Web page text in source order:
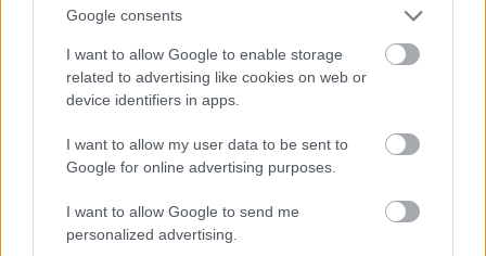
Google consents
I want to allow Google to enable storage
related to advertising like cookies on web or
device identifiers in apps.
I want to allow my user data to be sent to
Google for online advertising purposes.
I want to allow Google to send me
personalized advertising.
Ποδηλασία και Μικροκινητικότητα
χιλιομέτρων προσκαλεί τους επισκέπτες να
δοκιμάσουν την ποδηλασία τους σε ένα φυσικό
περιβάλλον. Εκθέτες όπως οι Bikeleasing, Bosch,
Can-Am, Riese & Müller και Schwalbe θα είναι